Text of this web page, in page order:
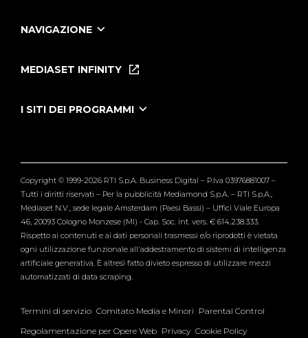
NAVIGAZIONE
Le Iene Presentano Inside
Tutti i servizi
MEDIASET INFINITY
I SITI DEI PROGRAMMI
Verissimo
Copyright © 1999-2026 RTI S.p.A. Business Digital – P.Iva 03976881007 –
Tutti i diritti riservati – Per la pubblicità Mediamond S.p.A. – RTI S.p.A.,
Mediaset N.V., sede legale Amsterdam (Paesi Bassi) – Uffici Viale Europa
46, 20093 Cologno Monzese (MI) - Cap. Soc. int. vers. € 614.238.333.
Rispetto ai contenuti e ai dati personali trasmessi e/o riprodotti è vietata
ogni utilizzazione funzionale all'addestramento di sistemi di intelligenza
artificiale generativa. È altresì fatto divieto espresso di utilizzare mezzi
automatizzati di data scraping.
Termini di servizio Comitato Media e Minori Parental Control
Regolamentazione per Opere Web Privacy Cookie Policy